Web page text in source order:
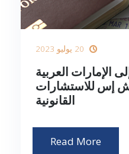
الإمارات العربية
إس للاستشارات
القانونية
Read More